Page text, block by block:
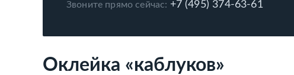
Звоните прямо сейчас: +7 (495) 374-63-61
Оклейка «каблуков»